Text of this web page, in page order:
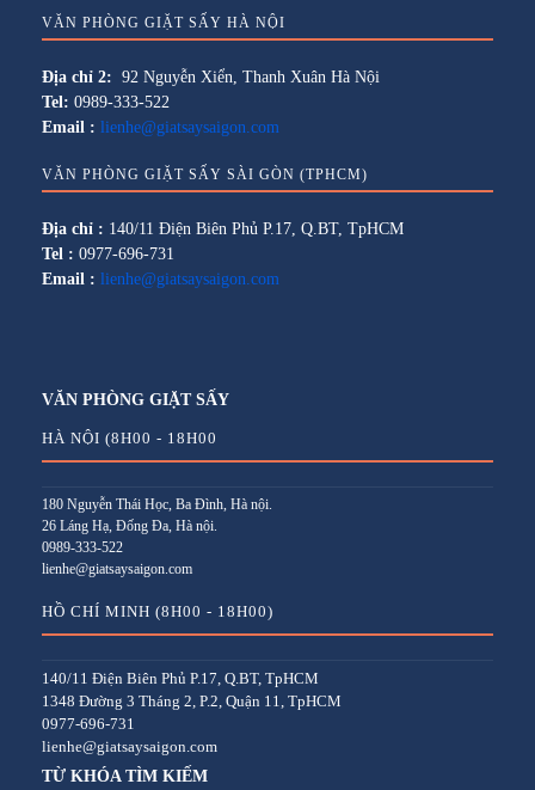
VĂN PHÒNG GIẶT SẤY HÀ NỘI
Địa chỉ 2: 92 Nguyễn Xiển, Thanh Xuân Hà Nội
Tel: 0989-333-522
Email : lienhe@giatsaysaigon.com
VĂN PHÒNG GIẶT SẤY SÀI GÒN (TPHCM)
Địa chỉ : 140/11 Điện Biên Phủ P.17, Q.BT, TpHCM
Tel : 0977-696-731
Email : lienhe@giatsaysaigon.com
VĂN PHÒNG GIẶT SẤY
HÀ NỘI (8H00 - 18H00
180 Nguyễn Thái Học, Ba Đình, Hà nội.
26 Láng Hạ, Đống Đa, Hà nội.
0989-333-522
lienhe@giatsaysaigon.com
HỒ CHÍ MINH (8H00 - 18H00)
140/11 Điện Biên Phủ P.17, Q.BT, TpHCM
1348 Đường 3 Tháng 2, P.2, Quận 11, TpHCM
0977-696-731
lienhe@giatsaysaigon.com
TỪ KHÓA TÌM KIẾM